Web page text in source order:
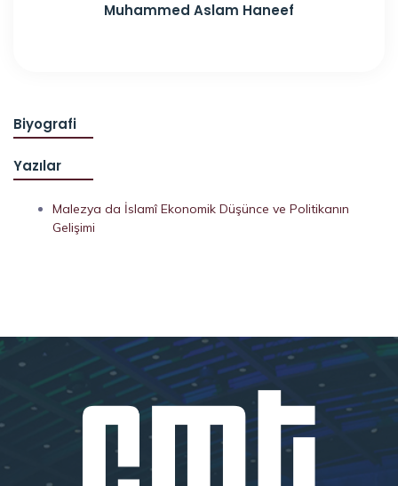
Muhammed Aslam Haneef
Biyografi
Yazılar
Malezya da İslamî Ekonomik Düşünce ve Politikanın
Gelişimi